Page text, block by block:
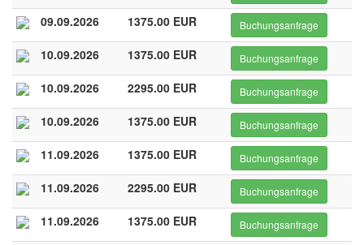
09.09.2026 1375.00 EUR Buchungsanfrage
10.09.2026 1375.00 EUR Buchungsanfrage
10.09.2026 2295.00 EUR Buchungsanfrage
10.09.2026 1375.00 EUR Buchungsanfrage
11.09.2026 1375.00 EUR Buchungsanfrage
11.09.2026 2295.00 EUR Buchungsanfrage
11.09.2026 1375.00 EUR Buchungsanfrage